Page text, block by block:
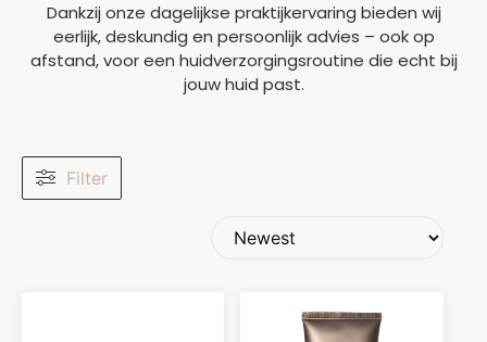
Dankzij onze dagelijkse praktijkervaring bieden wij
eerlijk, deskundig en persoonlijk advies – ook op
afstand, voor een huidverzorgingsroutine die echt bij
jouw huid past.
Filter